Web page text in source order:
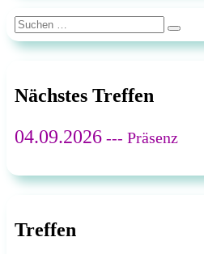
Suchen
nach:
Suchen
Nächstes Treffen
04.09.2026 --- Präsenz
Treffen